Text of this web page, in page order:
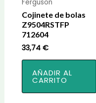
Ferguson
Cojinete de bolas
Z9504RSTFP
712604
33,74 €
AÑADIR AL
CARRITO